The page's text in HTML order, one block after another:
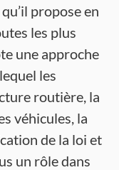
propose en
les plus
une approche
les
routière, la
véhicules, la
de la loi et
un rôle dans